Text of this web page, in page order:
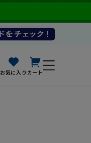
お気に入り カート